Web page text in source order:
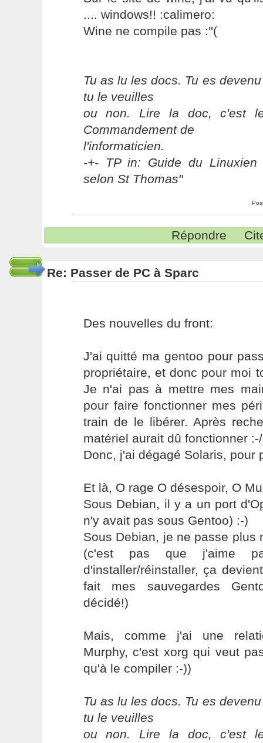
.... windows!! :calimero:
Wine ne compile pas :''(
Tu as lu les docs. Tu es
tu le veuilles
ou non. Lire la doc, c'est
Commandement de
l'informaticien.
-+- TP in: Guide du Linuxien
selon St Thomas"
Répondre
Re: Passer de PC à Sparc
Des nouvelles du front:
J'ai quitté ma gentoo pour
propriétaire, et donc pour moi
Je n'ai pas à mettre mes
pour faire fonctionner mes
train de le libérer. Après
matériel aurait dû fonctionner
Donc, j'ai dégagé Solaris, pour
Et là, O rage O désespoir, O
Sous Debian, il y a un port
n'y avait pas sous Gentoo) :-)
Sous Debian, je ne passe plus
(c'est pas que j'aime
d'installer/réinstaller, ça
fait mes sauvegardes
décidé!)
Mais, comme j'ai une
Murphy, c'est xorg qui veut
qu'à le compiler :-))
Tu as lu les docs. Tu es
tu le veuilles
ou non. Lire la doc, c'est